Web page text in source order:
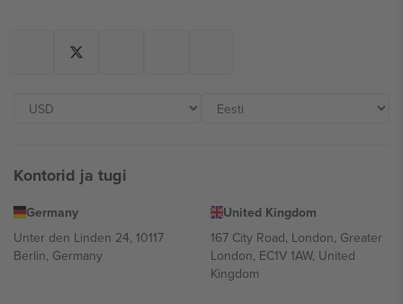
Kontorid ja tugi
Germany
Unter den Linden 24, 10117
Berlin, Germany
United Kingdom
167 City Road, London, Greater
London, EC1V 1AW, United
Kingdom